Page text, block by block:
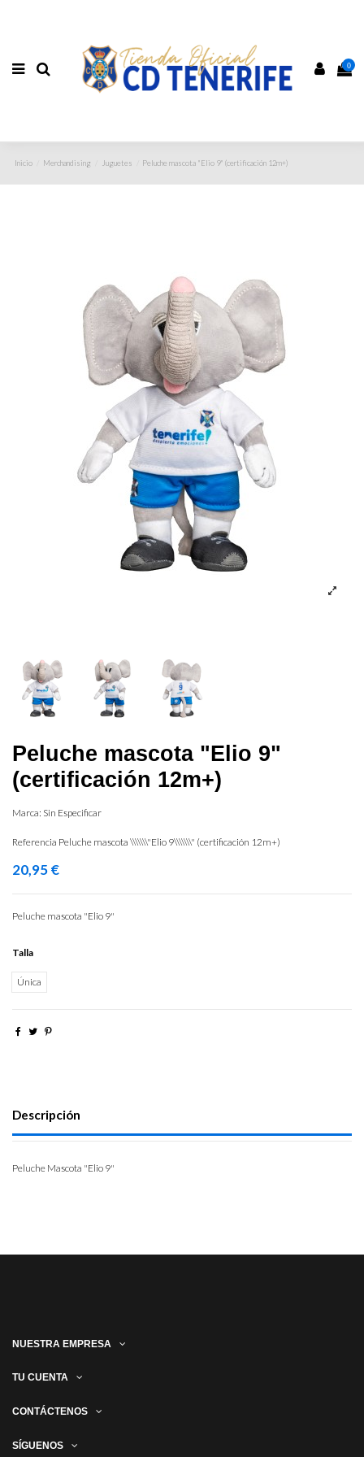
0
Inicio Merchandising Juguetes Peluche mascota "Elio 9" (certificación 12m+)
Peluche mascota "Elio 9"
(certificación 12m+)
Marca: Sin Especificar
Referencia Peluche mascota \\\\\\\"Elio 9\\\\\\\" (certificación 12m+)
20,95 €
Peluche mascota "Elio 9"
Talla
Única
Descripción
Peluche Mascota "Elio 9"
NUESTRA EMPRESA
TU CUENTA
CONTÁCTENOS
SÍGUENOS